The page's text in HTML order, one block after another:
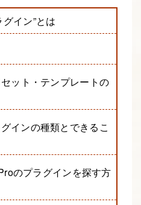
イン”とは
ット・テンプレートの
インの種類とできるこ
のプラグインを探す方